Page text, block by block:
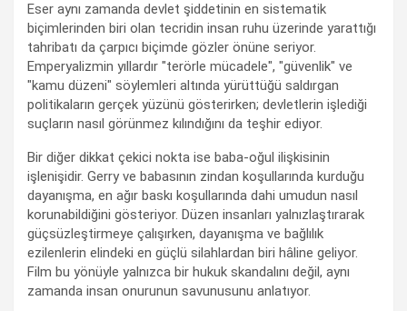
Eser aynı zamanda devlet şiddetinin en sistematik
biçimlerinden biri olan tecridin insan ruhu üzerinde yarattığı
tahribatı da çarpıcı biçimde gözler önüne seriyor.
Emperyalizmin yıllardır "terörle mücadele", "güvenlik" ve
"kamu düzeni" söylemleri altında yürüttüğü saldırgan
politikaların gerçek yüzünü gösterirken; devletlerin işlediği
suçların nasıl görünmez kılındığını da teşhir ediyor.
Bir diğer dikkat çekici nokta ise baba-oğul ilişkisinin
işlenişidir. Gerry ve babasının zindan koşullarında kurduğu
dayanışma, en ağır baskı koşullarında dahi umudun nasıl
korunabildiğini gösteriyor. Düzen insanları yalnızlaştırarak
güçsüzleştirmeye çalışırken, dayanışma ve bağlılık
ezilenlerin elindeki en güçlü silahlardan biri hâline geliyor.
Film bu yönüyle yalnızca bir hukuk skandalını değil, aynı
zamanda insan onurunun savunusunu anlatıyor.